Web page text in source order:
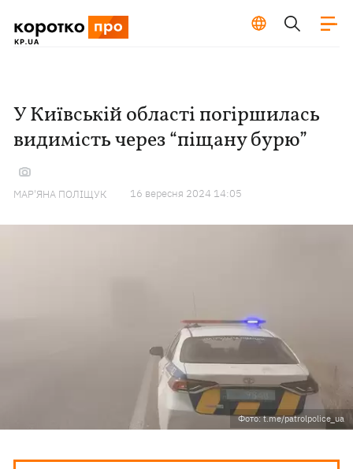
У Київській області погіршилась
видимість через “піщану бурю”
МАР'ЯНА ПОЛІЩУК 16 вересня 2024 14:05
Фото: t.me/patrolpolice_ua